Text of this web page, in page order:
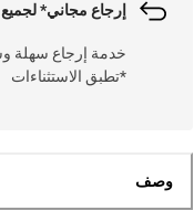
إرجاع مجاني* لجميع
*تطبق الاستثناءات
وصف